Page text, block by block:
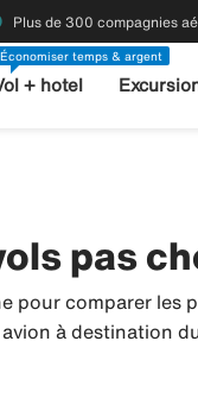
Plus de 300 compagnies
Économiser temps & argent
+ hotel
pas
comparer les
à destination